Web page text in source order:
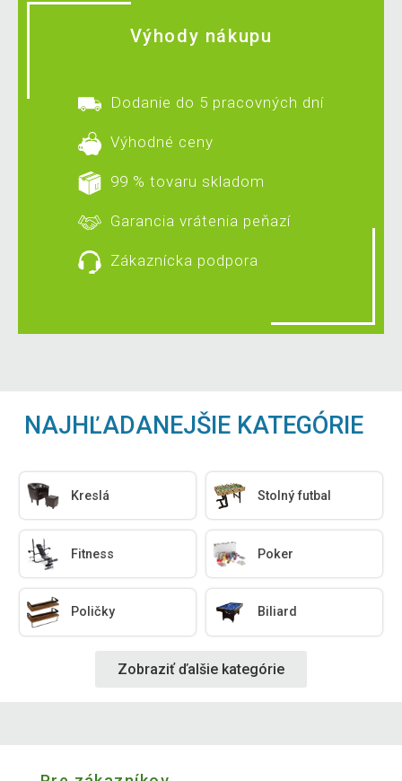
Výhody nákupu
Dodanie do 5 pracovných dní
Výhodné ceny
99 % tovaru skladom
Garancia vrátenia peňazí
Zákaznícka podpora
NAJHĽADANEJŠIE KATEGÓRIE
Kreslá Stolný futbal
Fitness Poker
Poličky Biliard
Zobraziť ďalšie kategórie